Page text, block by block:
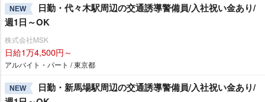
NEW
日勤・代々木駅周辺の交通誘導警備員/入社祝い金あり/
週1日～OK
株式会社MSK
日給1万4,500円～
アルバイト・パート / 東京都
NEW
日勤・新馬場駅周辺の交通誘導警備員/入社祝い金あり/